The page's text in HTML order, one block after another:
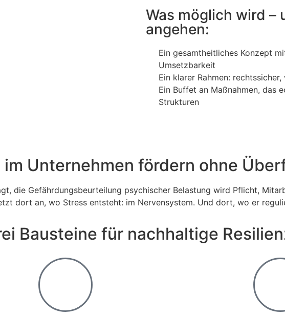
Was möglich wird –
angehen:
Ein gesamtheitliches Konzept
Umsetzbarkeit
Ein klarer Rahmen:
Ein Buffet an Maßnahmen, das
Strukturen
Unternehmen fördern ohne
die Gefährdungsbeurteilung psychischer Belastung wird Pflicht,
dort an, wo Stress entsteht: im Nervensystem. Und dort, wo er
Bausteine für nachhaltige